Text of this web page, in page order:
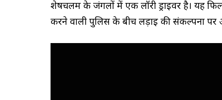
शेषचलम के जंगलों में एक लॉरी ड्राइवर है। यह
करने वाली पुलिस के बीच लड़ाई की संकल्पना पर